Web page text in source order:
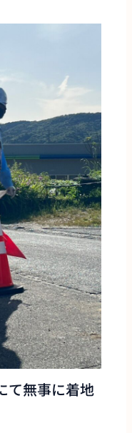
無事に着地